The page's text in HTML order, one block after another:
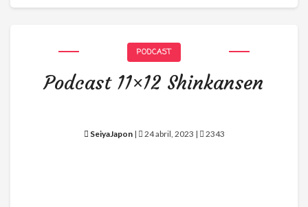
PODCAST
Podcast 11×12 Shinkansen
SeiyaJapon| 24 abril, 2023 | 2343